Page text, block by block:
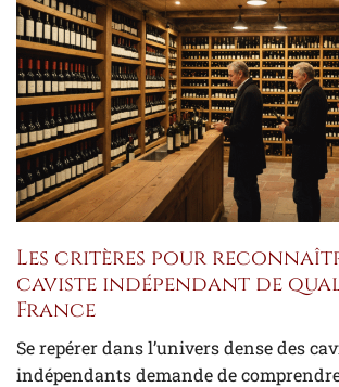
Les critères pour
caviste indépendant de
France
Se repérer dans l’univers dense des
indépendants demande de